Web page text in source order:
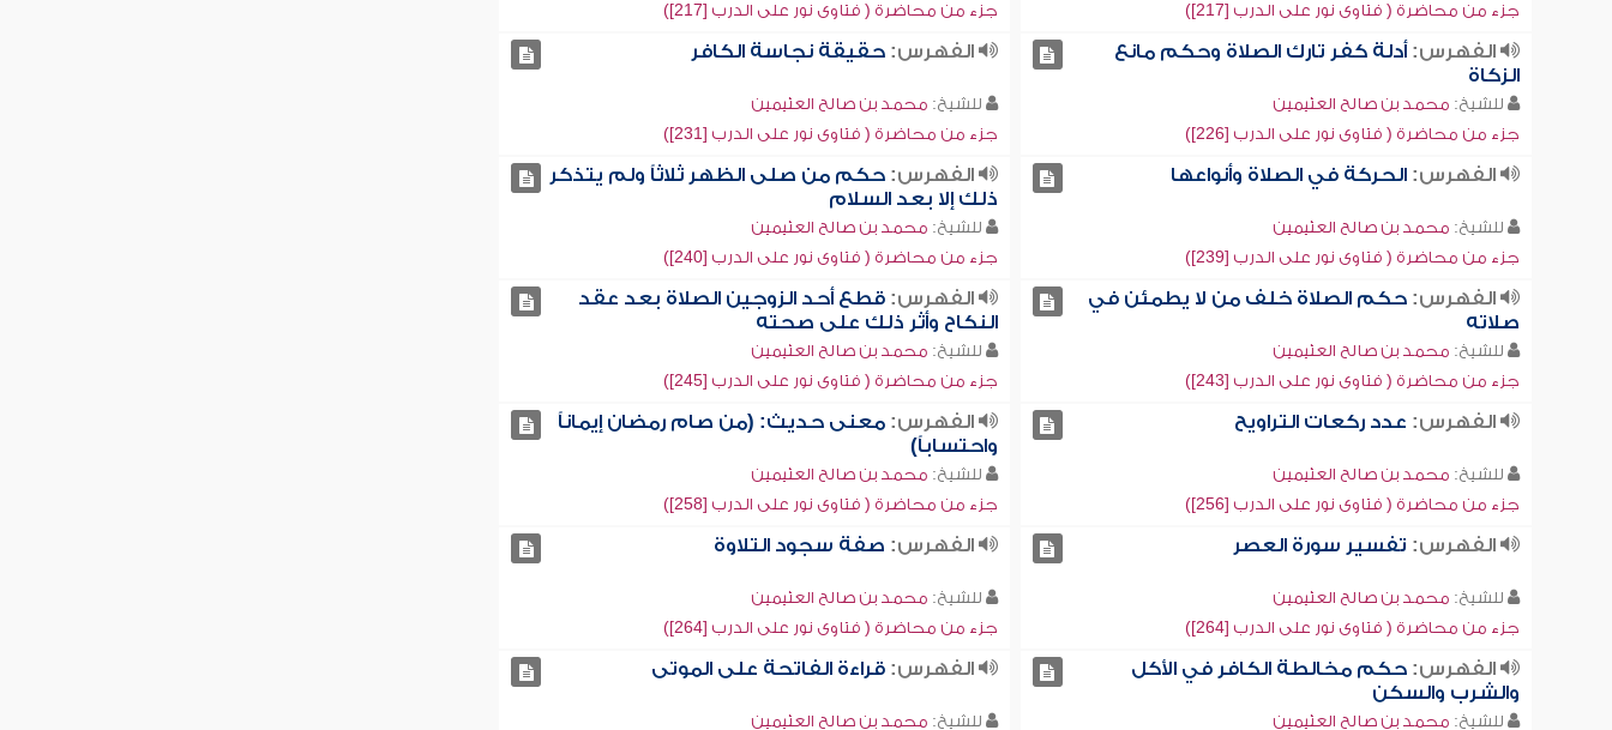
جزء من محاضرة ( فتاوى نور على الدرب [217])
جزء من محاضرة ( فتاوى نور على الدرب [217])
الفهرس:أدلة كفر تارك الصلاة وحكم مانع
الزكاة
للشيخ: محمد بن صالح العثيمين
جزء من محاضرة ( فتاوى نور على الدرب [226])
الفهرس: حقيقة نجاسة الكافر
للشيخ: محمد بن صالح العثيمين
جزء من محاضرة ( فتاوى نور على الدرب [231])
الفهرس:الحركة في الصلاة وأنواعها
للشيخ: محمد بن صالح العثيمين
جزء من محاضرة ( فتاوى نور على الدرب [239])
الفهرس: حكم من صلى الظهر ثلاثاً ولم يتذكر
ذلك إلا بعد السلام
للشيخ: محمد بن صالح العثيمين
جزء من محاضرة ( فتاوى نور على الدرب [240])
الفهرس:حكم الصلاة خلف من لا يطمئن في
صلاته
للشيخ: محمد بن صالح العثيمين
جزء من محاضرة ( فتاوى نور على الدرب [243])
الفهرس: قطع أحد الزوجين الصلاة بعد عقد
النكاح وأثر ذلك على صحته
للشيخ: محمد بن صالح العثيمين
جزء من محاضرة ( فتاوى نور على الدرب [245])
الفهرس: عدد ركعات التراويح
للشيخ: محمد بن صالح العثيمين
جزء من محاضرة ( فتاوى نور على الدرب [256])
الفهرس: معنى حديث: (من صام رمضان إيماناً
واحتساباً)
للشيخ: محمد بن صالح العثيمين
جزء من محاضرة ( فتاوى نور على الدرب [258])
الفهرس: تفسير سورة العصر
للشيخ: محمد بن صالح العثيمين
جزء من محاضرة ( فتاوى نور على الدرب [264])
الفهرس: صفة سجود التلاوة
للشيخ: محمد بن صالح العثيمين
جزء من محاضرة ( فتاوى نور على الدرب [264])
الفهرس:حكم مخالطة الكافر في الأكل
والشرب والسكن
للشيخ: محمد بن صالح العثيمين
الفهرس: قراءة الفاتحة على الموتى
للشيخ: محمد بن صالح العثيمين